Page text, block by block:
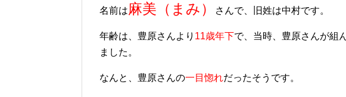
名前は麻美（まみ） さんで、旧姓は中村です。
年齢は、豊原さんより 11歳年下で、当時、豊原さんが組
ました。
なんと、豊原さんの一目惚れだったそうです。